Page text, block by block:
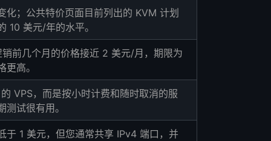
化；公共特价页面目前列出的 KVM 计划
10 美元/年的水平。
前几个月的价格接近 2 美元/月，期限为
高。
VPS，而是按小时计费和随时取消的服
测试很有用。
于 1 美元，但您通常共享 IPv4 端口，并